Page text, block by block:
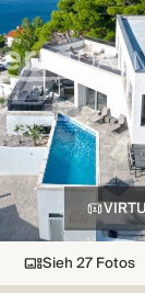
Sieh 27 Fotos